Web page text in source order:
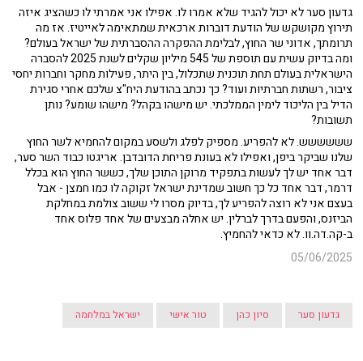
גדעון סער לא יכול להגיד שלא אמרו לו. אפילו אני אמרתי לו כשהציג איזה
תירוץ מקושקש של הודעת דוברות ארכאית שמתאימה לאייטיז. אז מה
תרומתך, אדוני שר החוץ, לבלימת ההפקרה ההסברתית של ישראל בעולם?
ומה בדיוק עשית עם תוספת של 545 מיליון שקלים לשנת 2025 להסברה
הישראלית בעולם תחת תוכנית שתכלול, בין היתר, פעילות מחקר וחברות יחסי
ציבור, רשתות חברתיות ועוד? כך נכתב בהודעת היח"צ שלכם אחרי סגירת
הדיל בין הליכוד לימין הממלכתי. יש מישהו בקהל? מישהו שומע? נותן
תשובות?
שששששש. לא להפריע. מספיק לפלג ולשסע במקום להחמיא לשר החוץ
שלנו שביקר ביפן, ואפילו לא בעונת פריחת הדובדבן. אריגטו כבוד השר סער,
דבר אחד יש לך לעשות בתפקיד מרוקן התוכן שלך, כששר החוץ הוא בכלל
דרמר, דבר אחד כל כך חשוב שמדינת ישראל זקוקה לו כמו חמצן - אבל
בעצם אני לא רוצה להפריע לך, בדיוק מסרו לי ששוב צולמת במחלקת
הביזנס, והפעם בדרך לברלין. יש אחלה מבצעים של אחד פלוס אחד
ב-קה.דה.וו. לא כדאי להחמיץ.
05/06/2025
גדעון סער סיון כהן טור אישי ישראל במלחמה